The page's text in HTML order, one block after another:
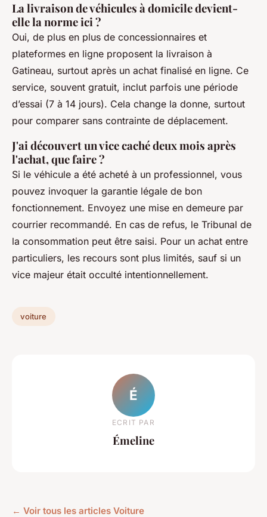
La livraison de véhicules à domicile devient-
elle la norme ici ?
Oui, de plus en plus de concessionnaires et
plateformes en ligne proposent la livraison à
Gatineau, surtout après un achat finalisé en ligne. Ce
service, souvent gratuit, inclut parfois une période
d’essai (7 à 14 jours). Cela change la donne, surtout
pour comparer sans contrainte de déplacement.
J'ai découvert un vice caché deux mois après
l'achat, que faire ?
Si le véhicule a été acheté à un professionnel, vous
pouvez invoquer la garantie légale de bon
fonctionnement. Envoyez une mise en demeure par
courrier recommandé. En cas de refus, le Tribunal de
la consommation peut être saisi. Pour un achat entre
particuliers, les recours sont plus limités, sauf si un
vice majeur était occulté intentionnellement.
voiture
É
ECRIT PAR
Émeline
← Voir tous les articles Voiture